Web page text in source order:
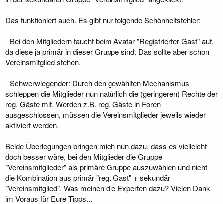
Das funktioniert auch. Es gibt nur folgende Schönheitsfehler:
- Bei den Mitgliedern taucht beim Avatar "Registrierter Gast" auf,
da diese ja primär in dieser Gruppe sind. Das sollte aber schon
Vereinsmitglied stehen.
- Schwerwiegender: Durch den gewählten Mechanismus
schleppen die Mitglieder nun natürlich die (geringeren) Rechte der
reg. Gäste mit. Werden z.B. reg. Gäste in Foren
ausgeschlossen, müssen die Vereinsmitglieder jeweils wieder
aktiviert werden.
Beide Überlegungen bringen mich nun dazu, dass es vielleicht
doch besser wäre, bei den Mitglieder die Gruppe
"Vereinsmitglieder" als primäre Gruppe auszuwählen und nicht
die Kombination aus primär "reg. Gast" + sekundär
"Vereinsmitglied". Was meinen die Experten dazu? Vielen Dank
im Voraus für Eure Tipps...